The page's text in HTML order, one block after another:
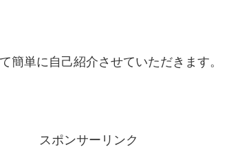
簡単に自己紹介させていただきます。
スポンサーリンク